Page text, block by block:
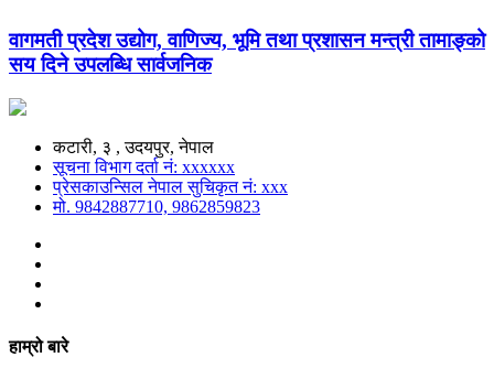
वागमती प्रदेश उद्योग, वाणिज्य, भूमि तथा प्रशासन मन्त्री तामाङ्को
सय दिने उपलब्धि सार्वजनिक
कटारी, ३ , उदयपुर, नेपाल
सूचना विभाग दर्ता नं: xxxxxx
प्रेसकाउन्सिल नेपाल सुचिकृत नं: xxx
मो. 9842887710, 9862859823
हाम्रो बारे